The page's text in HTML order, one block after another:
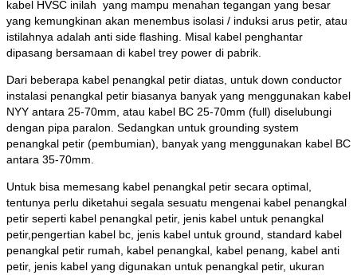
kabel HVSC inilah yang mampu menahan tegangan yang besar
yang kemungkinan akan menembus isolasi / induksi arus petir, atau
istilahnya adalah anti side flashing. Misal kabel penghantar
dipasang bersamaan di kabel trey power di pabrik.
Dari beberapa kabel penangkal petir diatas, untuk down conductor
instalasi penangkal petir biasanya banyak yang menggunakan kabel
NYY antara 25-70mm, atau kabel BC 25-70mm (full) diselubungi
dengan pipa paralon. Sedangkan untuk grounding system
penangkal petir (pembumian), banyak yang menggunakan kabel BC
antara 35-70mm.
Untuk bisa memesang kabel penangkal petir secara optimal,
tentunya perlu diketahui segala sesuatu mengenai kabel penangkal
petir seperti kabel penangkal petir, jenis kabel untuk penangkal
petir,pengertian kabel bc, jenis kabel untuk ground, standard kabel
penangkal petir rumah, kabel penangkal, kabel penang, kabel anti
petir, jenis kabel yang digunakan untuk penangkal petir, ukuran